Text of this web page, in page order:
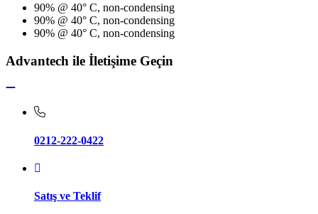
90% @ 40° C, non-condensing
90% @ 40° C, non-condensing
90% @ 40° C, non-condensing
Advantech ile İletişime Geçin
0212-222-0422
Satış ve Teklif